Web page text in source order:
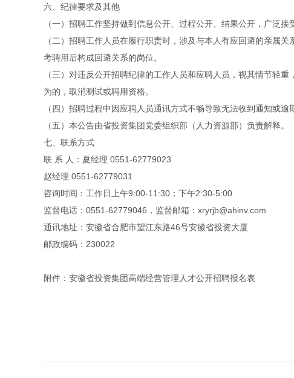
六、纪律要求及其他
（一）招聘工作坚持做到信息公开、过程公开、结果公开，广泛接
（二）招聘工作人员在履行职责时，涉及与本人有应回避的亲属
考聘用后构成回避关系的岗位。
（三）对违反公开招聘纪律的工作人员和应聘人员，视其情节轻
为的，取消测试或聘用资格。
（四）招聘过程中因应聘人员通讯方式不畅导致无法收到通知或逾
（五）本公告由省投资集团党委组织部（人力资源部）负责解释。
七、联系方式
联 系 人：夏经理 0551-62779023
赵经理 0551-62779031
咨询时间：工作日上午9:00-11:30；下午2:30-5:00
监督电话：0551-62779046，监督邮箱：xryrjb@ahinv.com
通讯地址：安徽省合肥市望江东路46号安徽省投资大厦
邮政编码：230022
附件： 安徽省投资集团高端经营管理人才公开招聘报名表